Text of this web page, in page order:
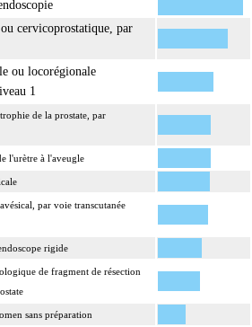
cervicoprostatique, par
ou locorégionale
1
de la prostate, par
l'urètre à l'aveugle
par voie transcutanée
rigide
de fragment de résection
sans préparation